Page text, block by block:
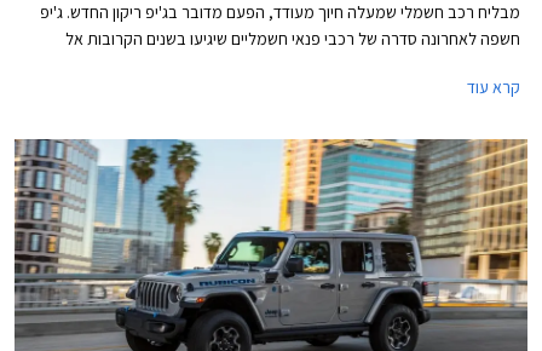
מבליח רכב חשמלי שמעלה חיוך מעודד, הפעם מדובר בג'יפ ריקון החדש. ג'יפ
חשפה לאחרונה סדרה של רכבי פנאי חשמליים שיגיעו בשנים הקרובות אל
ג'יפ ריקון שנראה כמו היורש של ג'יפ רנג'לר הקשוח. בשלב זה שלושת הדגמים
קרא עוד